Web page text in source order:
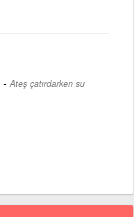
- Ateş çatırdarken su